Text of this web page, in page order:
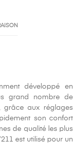
développé en
grand nombre de
grâce aux réglages
son confort
de qualité les plus
est utilisé pour un